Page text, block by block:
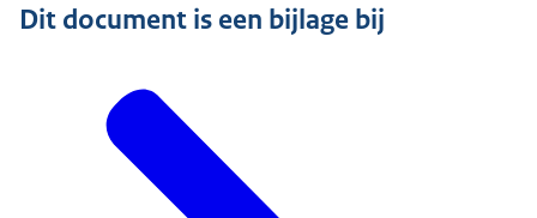
Dit document is een bijlage bij